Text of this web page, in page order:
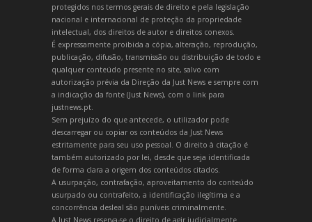
protegidos nos termos gerais de direito e pela legislação
nacional e internacional de proteção da propriedade
intelectual, dos direitos de autor e direitos conexos.
É expressamente proibida a cópia, alteração, reprodução,
publicação, difusão, transmissão ou distribuição de todo e
qualquer conteúdo presente no site, salvo com
autorização prévia da Direção da Just News e sempre com
a indicação da fonte (Just News), com o link para
justnews.pt.
Sem prejuízo do que antecede, o utilizador pode
descarregar ou copiar os conteúdos da Just News
estritamente para seu uso pessoal. O direito à citação é
também autorizado por lei, desde que seja identificada
de forma clara a origem dos conteúdos citados.
A usurpação, contrafação, aproveitamento do conteúdo
usurpado ou contrafeito, a identificação ilegítima e a
concorrência desleal são puníveis criminalmente.
A Just News reserva-se o direito de agir judicialmente